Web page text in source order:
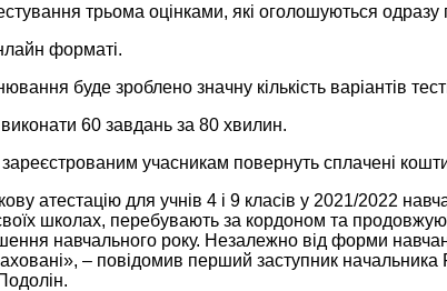
трьома оцінками, які оголошуються одразу
форматі.
буде зроблено значну кількість варіантів
60 завдань за 80 хвилин.
учасникам повернуть сплачені
атестацію для учнів 4 і 9 класів у 2021/2022
школах, перебувають за кордоном та
навчального року. Незалежно від форми
– повідомив перший заступник начальника